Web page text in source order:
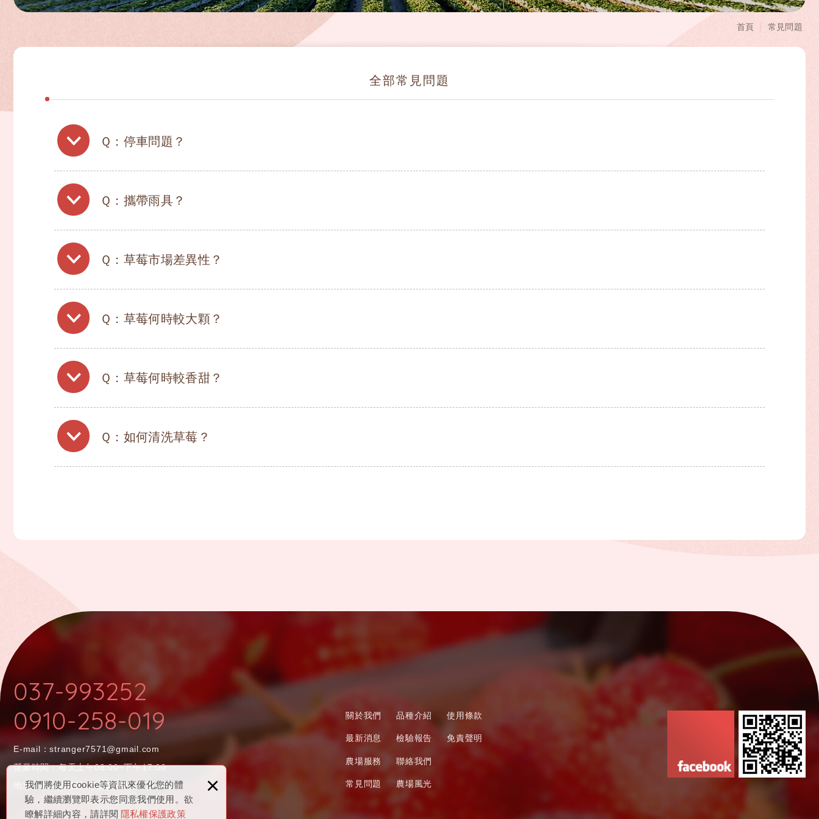
我們將使用cookie等資訊來優化您的體
驗，繼續瀏覽即表示您同意我們使用。欲
瞭解詳細內容，請詳閱 隱私權保護政策
×
首頁 常見問題
全部常見問題
Ｑ：停車問題？
Ｑ：攜帶雨具？
Ｑ：草莓市場差異性？
Ｑ：草莓何時較大顆？
Ｑ：草莓何時較香甜？
Ｑ：如何清洗草莓？
037-993252
0910-258-019
E-mail：stranger7571@gmail.com
營業時間：每天上午08:00~下午17:00
地址：364苗栗縣大湖鄉武榮村五鄰31號
關於我們
最新消息
農場服務
常見問題
品種介紹
檢驗報告
聯絡我們
農場風光
使用條款
免責聲明